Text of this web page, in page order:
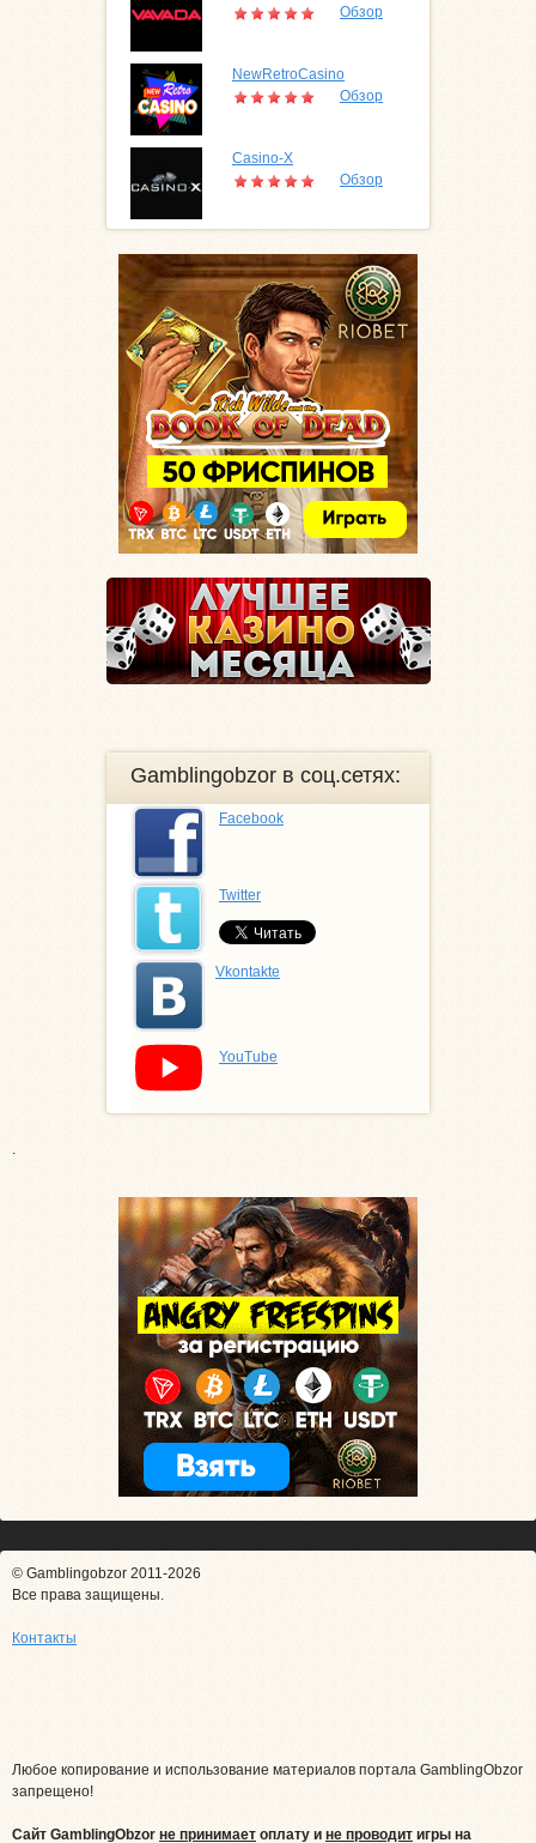
Обзор
NewRetroCasino
Обзор
Casino-X
Обзор
Gamblingobzor в соц.сетях:
Facebook
Twitter
Vkontakte
YouTube
© Gamblingobzor 2011-2026
Все права защищены.
Контакты
Любое копирование и использование материалов портала GamblingObzor
запрещено!
Сайт GamblingObzor не принимает оплату и не проводит игры на